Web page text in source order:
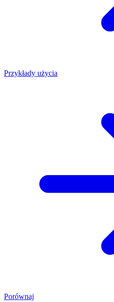
Przykłady użycia
Porównaj